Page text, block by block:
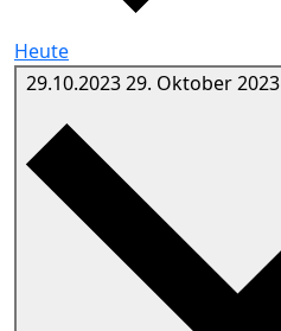
Heute
29.10.202329. Oktober 2023